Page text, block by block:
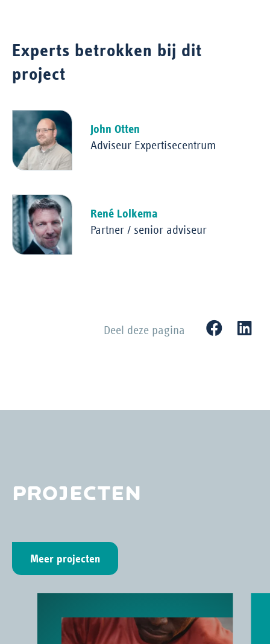
Experts betrokken bij dit
project
John Otten
Adviseur Expertisecentrum
René Lolkema
Partner / senior adviseur
Deel deze pagina
PROJECTEN
Meer projecten